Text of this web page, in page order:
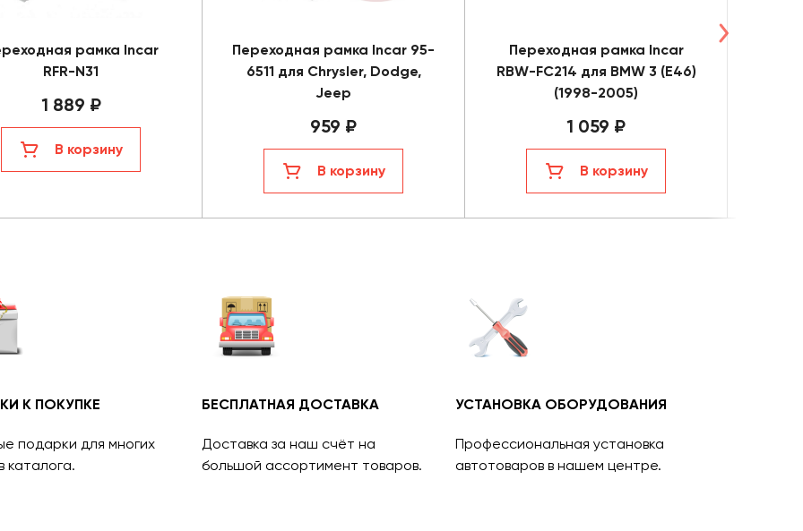
рамка Incar
RFR-N31
1 889 ₽
В корзину
Переходная рамка Incar 95-
6511 для Chrysler, Dodge,
Jeep
959 ₽
В корзину
Переходная рамка Incar
RBW-FC214 для BMW 3 (E46)
(1998-2005)
1 059 ₽
В корзину
К ПОКУПКЕ
подарки для многих
каталога.
БЕСПЛАТНАЯ ДОСТАВКА
Доставка за наш счёт на
большой ассортимент товаров.
УСТАНОВКА ОБОРУДОВАНИЯ
Профессиональная установка
автотоваров в нашем центре.